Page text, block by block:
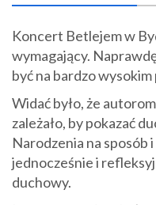
Koncert Betlejem w
wymagający.
być na bardzo wysokim
Widać było, że
zależało, by pokazać
Narodzenia na sposób
jednocześnie i
duchowy.